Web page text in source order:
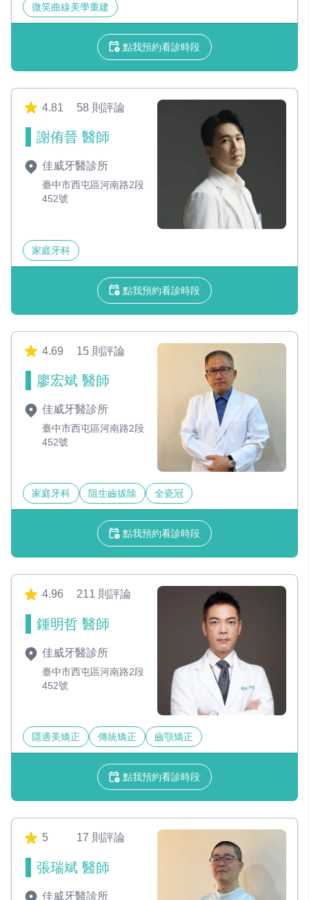
微笑曲線美學重建
點我預約看診時段
4.81 58 則評論
謝侑晉 醫師
佳威牙醫診所
臺中市西屯區河南路2段
452號
家庭牙科
點我預約看診時段
4.69 15 則評論
廖宏斌 醫師
佳威牙醫診所
臺中市西屯區河南路2段
452號
家庭牙科 阻生齒拔除 全瓷冠
點我預約看診時段
4.96 211 則評論
鍾明哲 醫師
佳威牙醫診所
臺中市西屯區河南路2段
452號
隱適美矯正 傳統矯正 齒顎矯正
點我預約看診時段
5 17 則評論
張瑞斌 醫師
佳威牙醫診所